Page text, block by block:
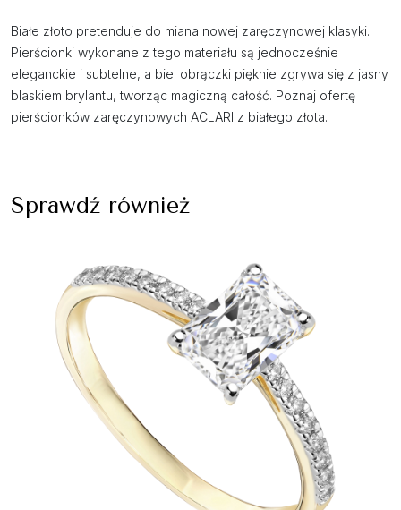
Białe złoto pretenduje do miana nowej zaręczynowej klasyki.
Pierścionki wykonane z tego materiału są jednocześnie
eleganckie i subtelne, a biel obrączki pięknie zgrywa się z jasny
blaskiem brylantu, tworząc magiczną całość. Poznaj ofertę
pierścionków zaręczynowych ACLARI z białego złota.
Sprawdź również